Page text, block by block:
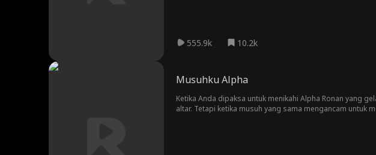
555.9k 10.2k
Musuhku Alpha
Ketika Anda dipaksa untuk menikahi Alpha Ronan yang
altar. Tetapi ketika musuh yang sama mengancam untuk